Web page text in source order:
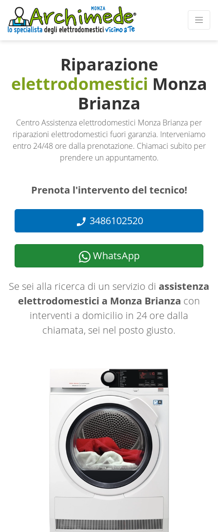
Riparazione
elettrodomestici Monza
Brianza
Centro Assistenza elettrodomestici Monza Brianza per
riparazioni elettrodomestici fuori garanzia. Interveniamo
entro 24/48 ore dalla prenotazione. Chiamaci subito per
prendere un appuntamento.
Prenota l'intervento del tecnico!
3486102520
WhatsApp
Se sei alla ricerca di un servizio di assistenza
elettrodomestici a Monza Brianza con
interventi a domicilio in 24 ore dalla
chiamata, sei nel posto giusto.